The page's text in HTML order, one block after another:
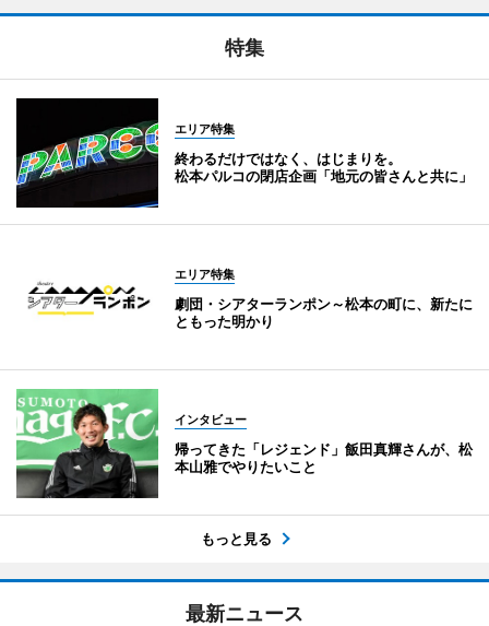
特集
エリア特集
終わるだけではなく、はじまりを。
松本パルコの閉店企画「地元の皆さんと共に」
エリア特集
劇団・シアターランポン～松本の町に、新たに
ともった明かり
インタビュー
帰ってきた「レジェンド」飯田真輝さんが、松
本山雅でやりたいこと
もっと見る
最新ニュース